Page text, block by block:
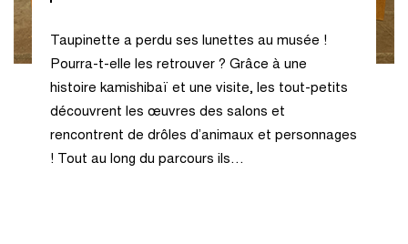
Taupinette a perdu ses lunettes au musée !
Pourra-t-elle les retrouver ? Grâce à une
histoire kamishibaï et une visite, les tout-petits
découvrent les œuvres des salons et
rencontrent de drôles d’animaux et personnages
! Tout au long du parcours ils…